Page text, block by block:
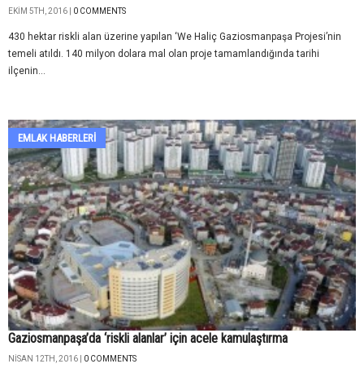
EKIM 5TH, 2016 | 0 COMMENTS
430 hektar riskli alan üzerine yapılan ‘We Haliç Gaziosmanpaşa Projesi’nin
temeli atıldı. 140 milyon dolara mal olan proje tamamlandığında tarihi
ilçenin...
EMLAK HABERLERI
Gaziosmanpaşa’da ‘riskli alanlar’ için acele kamulaştırma
NISAN 12TH, 2016 | 0 COMMENTS